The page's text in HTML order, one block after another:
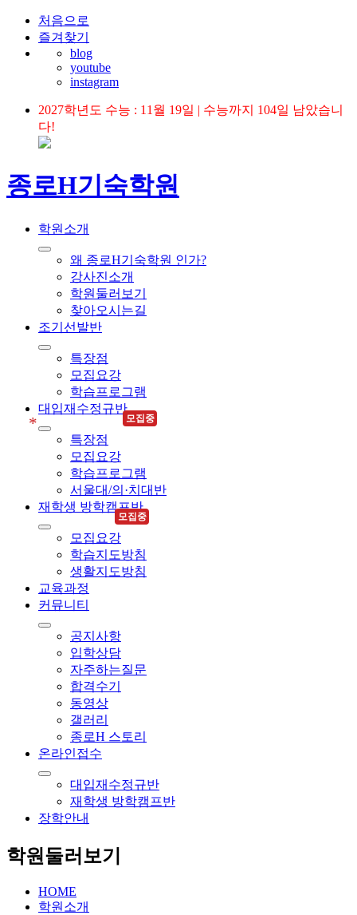
처음으로
즐겨찾기
blog
youtube
instagram
2027학년도 수능 : 11월 19일 | 수능까지 104일 남았습니
다!
종로H기숙학원
학원소개
왜 종로H기숙학원 인가?
강사진소개
학원둘러보기
찾아오시는길
조기선발반
특장점
모집요강
학습프로그램
모집중
*
대입재수정규반
특장점
모집요강
학습프로그램
서울대/의·치대반
모집중
재학생 방학캠프반
모집요강
학습지도방침
생활지도방침
교육과정
커뮤니티
공지사항
입학상담
자주하는질문
합격수기
동영상
갤러리
종로H 스토리
온라인접수
대입재수정규반
재학생 방학캠프반
장학안내
학원둘러보기
HOME
학원소개